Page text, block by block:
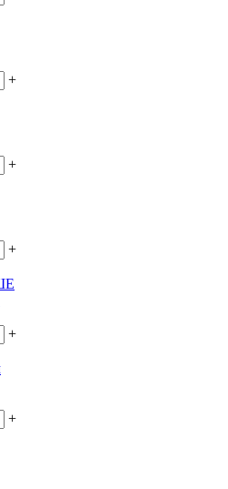
+
+
+
+
+